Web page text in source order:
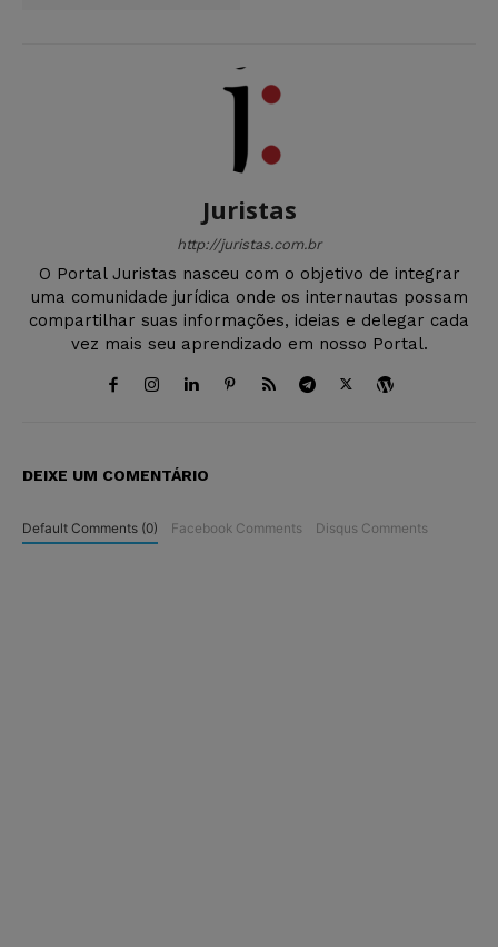
Juristas
http://juristas.com.br
O Portal Juristas nasceu com o objetivo de integrar
uma comunidade jurídica onde os internautas possam
compartilhar suas informações, ideias e delegar cada
vez mais seu aprendizado em nosso Portal.
DEIXE UM COMENTÁRIO
Default Comments (0) Facebook Comments Disqus Comments